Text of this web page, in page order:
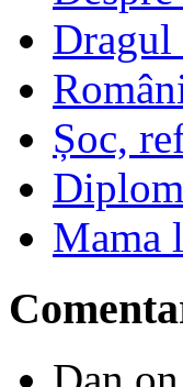
Șoc,
Mama